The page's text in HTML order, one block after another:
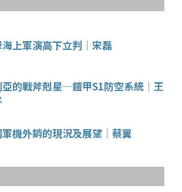
海上軍演高下立判│宋磊
亞的戰斧剋星─鎧甲S1防空系統│王
軍機外銷的現況及展望│蔡翼